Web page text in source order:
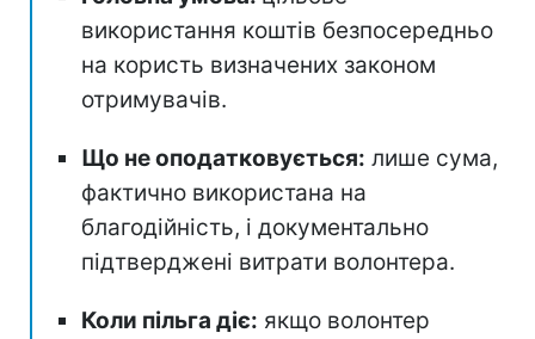
використання коштів безпосередньо
на користь визначених законом
отримувачів.
Що не оподатковується: лише сума,
фактично використана на
благодійність, і документально
підтверджені витрати волонтера.
Коли пільга діє: якщо волонтер